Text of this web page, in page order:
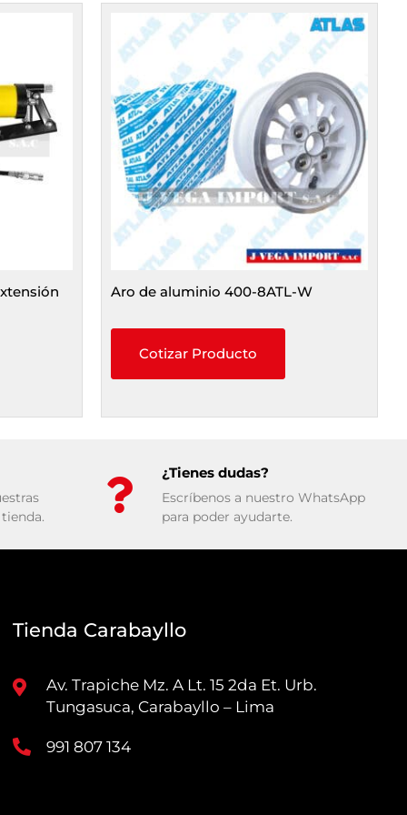
Aro de aluminio 400-8ATL-W
Cotizar Producto
¿Tienes dudas?
Escríbenos a nuestro WhatsApp
para poder ayudarte.
Tienda Carabayllo
Av. Trapiche Mz. A Lt. 15 2da Et. Urb.
Tungasuca, Carabayllo – Lima
991 807 134